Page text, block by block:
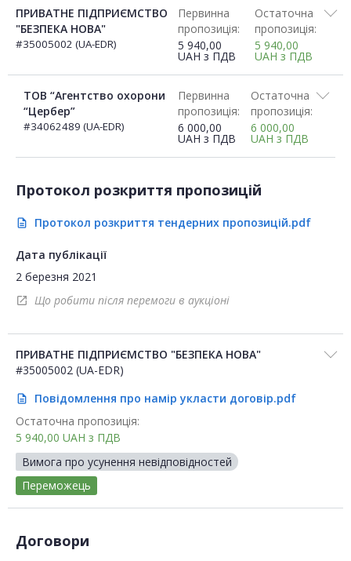
ПРИВАТНЕ ПІДПРИЄМСТВО
"БЕЗПЕКА НОВА"
#35005002 (UA-EDR)
Первинна
пропозиція:
5 940,00
UAH з ПДВ
Остаточна
пропозиція:
5 940,00
UAH з ПДВ
ТОВ “Агентство охорони
“Цербер”
#34062489 (UA-EDR)
Первинна
пропозиція:
6 000,00
UAH з ПДВ
Остаточна
пропозиція:
6 000,00
UAH з ПДВ
Протокол розкриття пропозицій
description Протокол розкриття тендерних пропозицій.pdf
Дата публікації
2 березня 2021
open_in_new Що робити після перемоги в аукціоні
ПРИВАТНЕ ПІДПРИЄМСТВО "БЕЗПЕКА НОВА"
#35005002 (UA-EDR)
description
Повідомлення про намір укласти договір.pdf
Остаточна пропозиція:
5 940,00 UAH з ПДВ
Вимога про усунення невідповідностей
Переможець
Договори